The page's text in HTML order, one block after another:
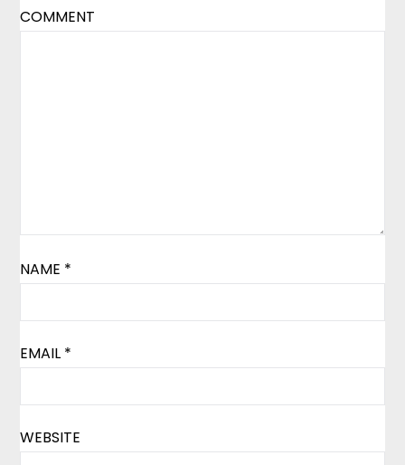
COMMENT
NAME *
EMAIL *
WEBSITE